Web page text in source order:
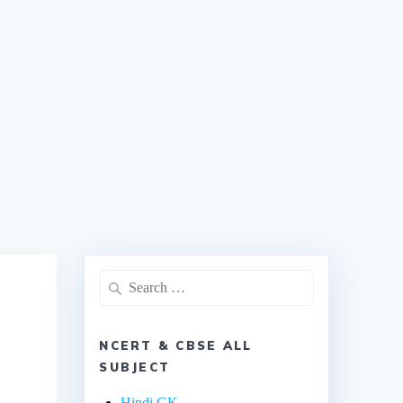
NCERT & CBSE ALL
SUBJECT